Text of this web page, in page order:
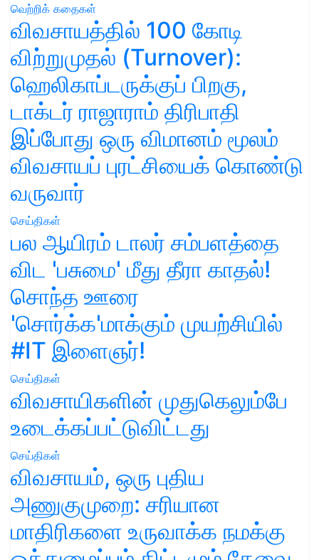
வெற்றிக் கதைகள்
விவசாயத்தில் 100 கோடி
விற்றுமுதல் (Turnover):
ஹெலிகாப்டருக்குப் பிறகு,
டாக்டர் ராஜாராம் திரிபாதி
இப்போது ஒரு விமானம் மூலம்
விவசாயப் புரட்சியைக் கொண்டு
வருவார்
செய்திகள்
பல ஆயிரம் டாலர் சம்பளத்தை
விட 'பசுமை' மீது தீரா காதல்!
சொந்த ஊரை
'சொர்க்க'மாக்கும் முயற்சியில்
#IT இளைஞர்!
செய்திகள்
விவசாயிகளின் முதுகெலும்பே
உடைக்கப்பட்டுவிட்டது
செய்திகள்
விவசாயம், ஒரு புதிய
அணுகுமுறை: சரியான
மாதிரிகளை உருவாக்க நமக்கு